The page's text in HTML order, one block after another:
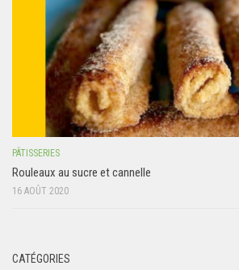
PÂTISSERIES
Rouleaux au sucre et cannelle
16 AOÛT 2020
CATÉGORIES